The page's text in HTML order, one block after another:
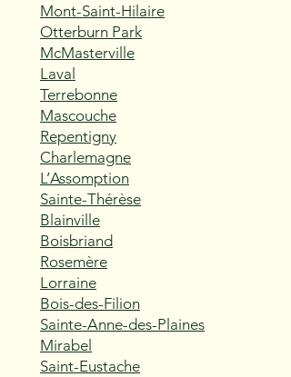
Mont-Saint-Hilaire
Otterburn Park
McMasterville
Laval
Terrebonne
Mascouche
Repentigny
Charlemagne
L’Assomption
Sainte-Thérèse
Blainville
Boisbriand
Rosemère
Lorraine
Bois-des-Filion
Sainte-Anne-des-Plaines
Mirabel
Saint-Eustache